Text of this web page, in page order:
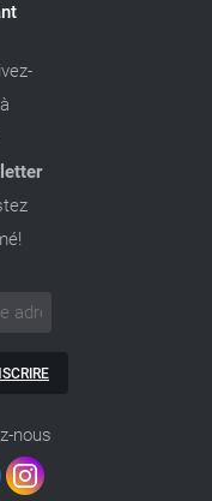
nous